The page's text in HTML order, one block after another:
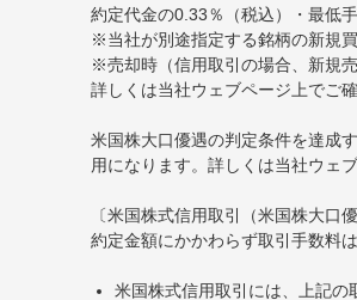
約定代金の0.33％（税込）・最低
※当社が別途指定する銘柄の新規
※売却時（信用取引の場合、新規
詳しくは当社ウェブページ上でご
米国株大口優遇の判定条件を達成
用になります。詳しくは当社ウェ
〔米国株式信用取引（米国株大口
約定金額にかかわらず取引手数料
米国株式信用取引には、上記